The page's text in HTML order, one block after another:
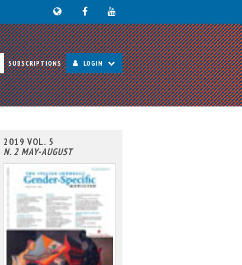
SUBSCRIPTIONS LOGIN
2019 VOL. 5
N. 2 MAY-AUGUST